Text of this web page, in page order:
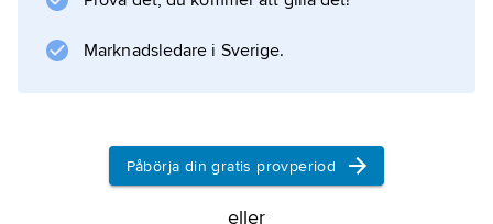
Marknadsledare i Sverige.
Påbörja din gratis provperiod
eller